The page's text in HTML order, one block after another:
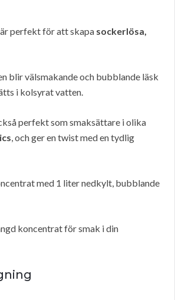
perfekt för att skapa sockerlösa,
blir välsmakande och bubblande läsk
i kolsyrat vatten.
perfekt som smaksättare i olika
, och ger en twist med en tydlig
med 1 liter nedkylt, bubblande
koncentrat för smak i din